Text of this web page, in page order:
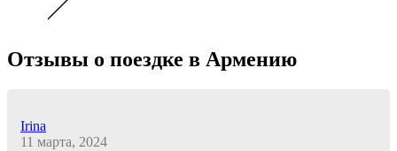
Отзывы о поездке в Армению
Irina
11 марта, 2024